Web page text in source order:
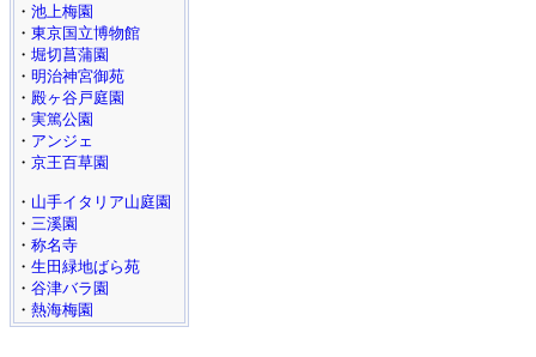
・ 池上梅園
・ 東京国立博物館
・ 堀切菖蒲園
・ 明治神宮御苑
・ 殿ヶ谷戸庭園
・ 実篤公園
・ アンジェ
・ 京王百草園
・ 山手イタリア山庭園
・ 三溪園
・ 称名寺
・ 生田緑地ばら苑
・ 谷津バラ園
・ 熱海梅園